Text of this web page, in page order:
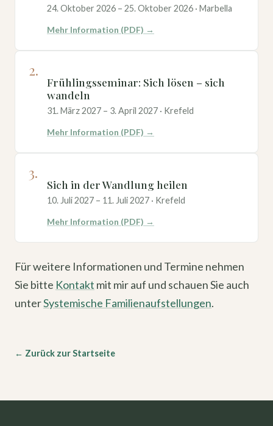
24. Oktober 2026 – 25. Oktober 2026 · Marbella
Mehr Information (PDF) →
2.
Frühlingsseminar: Sich lösen – sich
wandeln
31. März 2027 – 3. April 2027 · Krefeld
Mehr Information (PDF) →
3.
Sich in der Wandlung heilen
10. Juli 2027 – 11. Juli 2027 · Krefeld
Mehr Information (PDF) →
Für weitere Informationen und Termine nehmen
Sie bitte Kontakt mit mir auf und schauen Sie auch
unterSystemische Familienaufstellungen.
← Zurück zur Startseite